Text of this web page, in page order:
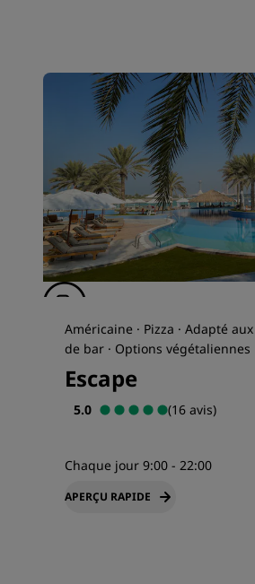
Américaine · Pizza · Adapté
de bar · Options végétaliennes
Escape
5.0 (16 avis)
Chaque jour 9:00 - 22:00
APERÇU RAPIDE